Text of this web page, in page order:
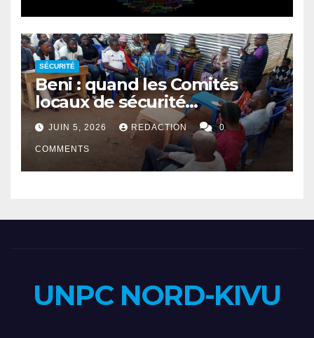
SÉCURITÉ
Beni : quand les Comités
locaux de sécurité
rapprochent autorités et
population
JUIN 5, 2026 REDACTION 0
COMMENTS
UNPC NORD-KIVU